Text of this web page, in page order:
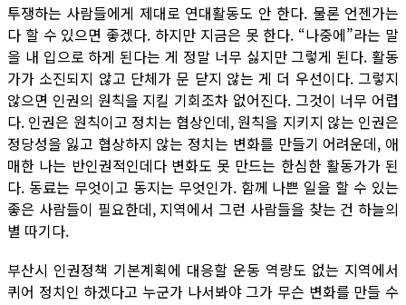
투쟁하는 사람들에게 제대로 연대활동도 안 한다. 물론 언젠가는
다 할 수 있으면 좋겠다. 하지만 지금은 못 한다. “나중에”라는 말
을 내 입으로 하게 된다는 게 정말 너무 싫지만 그렇게 된다. 활동
가가 소진되지 않고 단체가 문 닫지 않는 게 더 우선이다. 그렇지
않으면 인권의 원칙을 지킬 기회조차 없어진다. 그것이 너무 어렵
다. 인권은 원칙이고 정치는 협상인데, 원칙을 지키지 않는 인권은
정당성을 잃고 협상하지 않는 정치는 변화를 만들기 어려운데, 애
매한 나는 반인권적인데다 변화도 못 만드는 한심한 활동가가 된
다. 동료는 무엇이고 동지는 무엇인가. 함께 나쁜 일을 할 수 있는
좋은 사람들이 필요한데, 지역에서 그런 사람들을 찾는 건 하늘의
별 따기다.
부산시 인권정책 기본계획에 대응할 운동 역량도 없는 지역에서
퀴어 정치인 하겠다고 누군가 나서봐야 그가 무슨 변화를 만들 수